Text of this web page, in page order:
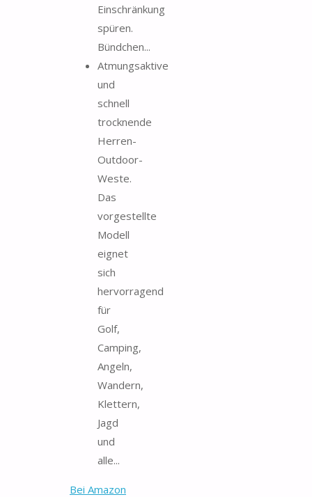
Einschränkung
spüren.
Bündchen...
Atmungsaktive
und
schnell
trocknende
Herren-
Outdoor-
Weste.
Das
vorgestellte
Modell
eignet
sich
hervorragend
für
Golf,
Camping,
Angeln,
Wandern,
Klettern,
Jagd
und
alle...
Bei Amazon